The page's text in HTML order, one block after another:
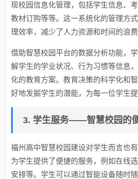
现校园信息化管理，包括学生信息、
教材订购等等。这一系统化的管理方
理效率，减少了人力资源和时间的浪费
借助智慧校园平台的数据分析功能，
解学生的学业状况、行为习惯等信息
化的教育方案。教育决策的科学化和
好地发掘学生的潜能，为每一位学生
3. 学生服务——智慧校园的
福州高中智慧校园建设对学生而言也
为学生提供了便捷的服务，例如在线
安排等。学生可以通过智能设备随时